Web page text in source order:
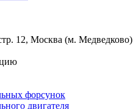
12, Москва (м. Медведково)
форсунок
двигателя